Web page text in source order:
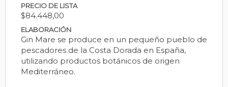
PRECIO DE LISTA
$84.448,00
ELABORACIÓN
Gin Mare se produce en un pequeño pueblo de
pescadores de la Costa Dorada en España,
utilizando productos botánicos de origen
Mediterráneo.